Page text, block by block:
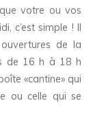
votre ou vos
c’est simple ! Il
de la
de 16 h à 18 h
«cantine» qui
ou celle qui se